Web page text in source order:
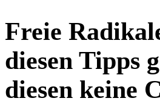
Freie
diesen Tipps
diesen keine